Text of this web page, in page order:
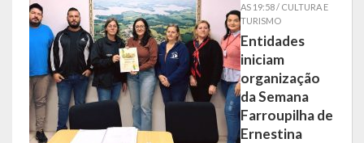
Telefones Úteis
Secretarias
Estrutura organizacional
Administração
AS 19:58 / CULTURA E
TURISMO
Entidades
iniciam
organização
da Semana
Farroupilha de
Ernestina